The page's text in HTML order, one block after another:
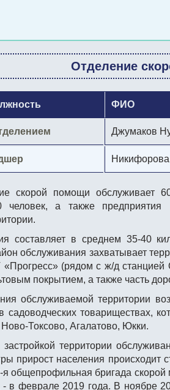
Отделение
ФИО
Джумаков
скорой помощиобслуживает
а также предприятия
составляет в среднем 35-40
обслуживания захватывает
(рядом с ж/д
покрытием, а также часть
обслуживаемой территории
товариществах,
Ново-Токсово, Агалатово, Юкки.
территории
прирост населения происходит
я общепрофильная бригада
- в феврале 2019 года. В